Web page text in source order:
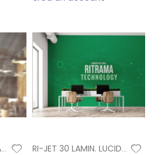
RI-JET 30 CAST ULTRACLEAR H. 1,37
RI-JET 30 LAMIN. LUCIDA PERM. H. 1,36